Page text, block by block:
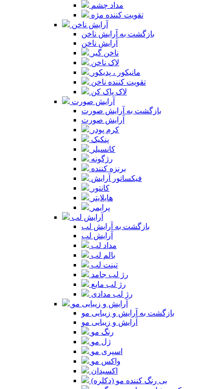
مداد چشم
تقویت کننده مژه
آرایش ناخن
بازگشت به آرایش ناخن
آرایش ناخن
ناخن گیر
لاک ناخن
مانیکور ، پدیکور
تقویت کننده ناخن
لاک پاک کن
آرایش صورت
بازگشت به آرایش صورت
آرایش صورت
کرم پودر
پنکیک
کانسیلر
رژگونه
برنزه کننده
فیکساتور آرایش
کانتور
هایلایتر
پرایمر
آرایش لب
بازگشت به آرایش لب
آرایش لب
مداد لب
بالم لب
تینت لب
رژ لب جامد
رژ لب مایع
رژ لب مدادی
آرایش و زیبایی مو
بازگشت به آرایش و زیبایی مو
آرایش و زیبایی مو
رنگ مو
ژل مو
اسپری مو
واکس مو
اکسیدان
بی رنگ کننده مو (دکلره)